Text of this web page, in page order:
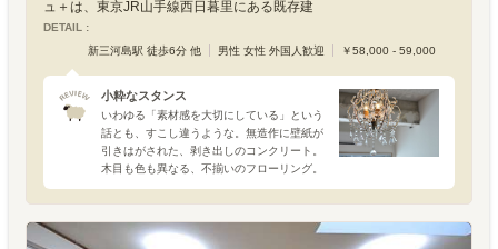
ュ＋は、東京JR山手線西日暮里にある既存建
DETAIL :
新三河島駅 徒歩6分 他
男性 女性 外国人歓迎 ￥58,000 - 59,000
小粋なスタンス
いわゆる「素材感を大切にしている」という
話とも、すこし違うような。無造作に壁紙が
引きはがされた、剥き出しのコンクリート。
木目も色も異なる、不揃いのフローリング。
アンスを片足分ほど飛び越えた、すこし武骨
な姿です。暮らしや